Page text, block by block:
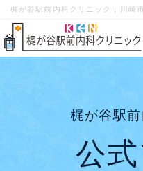
梶が谷駅前内科クリニック | 川崎
梶が谷駅
公